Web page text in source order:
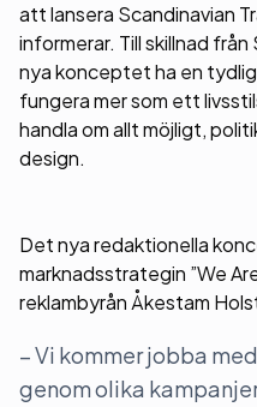
att lansera Scandinavian
informerar. Till skillnad
nya konceptet ha en tydlig
fungera mer som ett
handla om allt möjligt,
design.
Det nya redaktionella
marknadsstrategin ”We
reklambyrån Åkestam
– Vi kommer jobba
genom olika